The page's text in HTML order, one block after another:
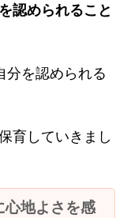
認められること
分を認められる
育していきまし
心地よさを感